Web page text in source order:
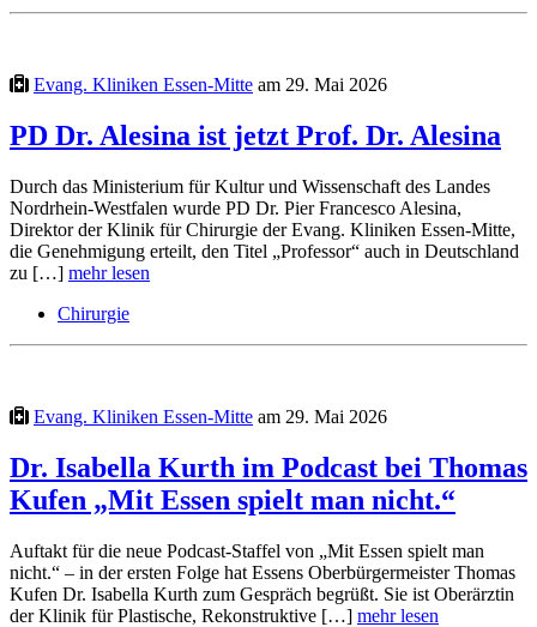
Evang. Kliniken Essen-Mitte am 29. Mai 2026
PD Dr. Alesina ist jetzt Prof. Dr. Alesina
Durch das Ministerium für Kultur und Wissenschaft des Landes
Nordrhein-Westfalen wurde PD Dr. Pier Francesco Alesina,
Direktor der Klinik für Chirurgie der Evang. Kliniken Essen-Mitte,
die Genehmigung erteilt, den Titel „Professor“ auch in Deutschland
zu […] mehr lesen
Chirurgie
Evang. Kliniken Essen-Mitte am 29. Mai 2026
Dr. Isabella Kurth im Podcast bei Thomas
Kufen „Mit Essen spielt man nicht.“
Auftakt für die neue Podcast-Staffel von „Mit Essen spielt man
nicht.“ – in der ersten Folge hat Essens Oberbürgermeister Thomas
Kufen Dr. Isabella Kurth zum Gespräch begrüßt. Sie ist Oberärztin
der Klinik für Plastische, Rekonstruktive […] mehr lesen